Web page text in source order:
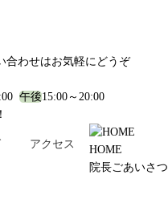
合わせはお気軽にどうぞ
午後15:00～20:00
アクセス
HOME
院長ごあいさつ